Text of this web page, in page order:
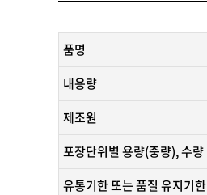
품명
내용량
제조원
포장단위별 용량(중량), 수량
유통기한 또는 품질 유지기한